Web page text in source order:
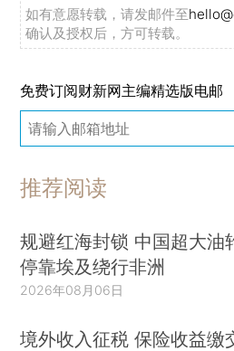
如有意愿转载，请发邮件至
确认及授权后，方可转载。
免费订阅财新网主编精选版电邮
推荐阅读
规避红海封锁 中国超大油
停靠埃及绕行非洲
2026年08月06日
境外收入征税 保险收益缴